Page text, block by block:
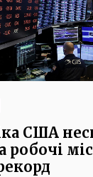
США
робочі